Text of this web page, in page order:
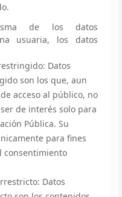
de los datos
usuaria, los datos
Datos
son los que, aun
acceso al público, no
de interés solo para
Pública. Su
para fines
consentimiento
Datos